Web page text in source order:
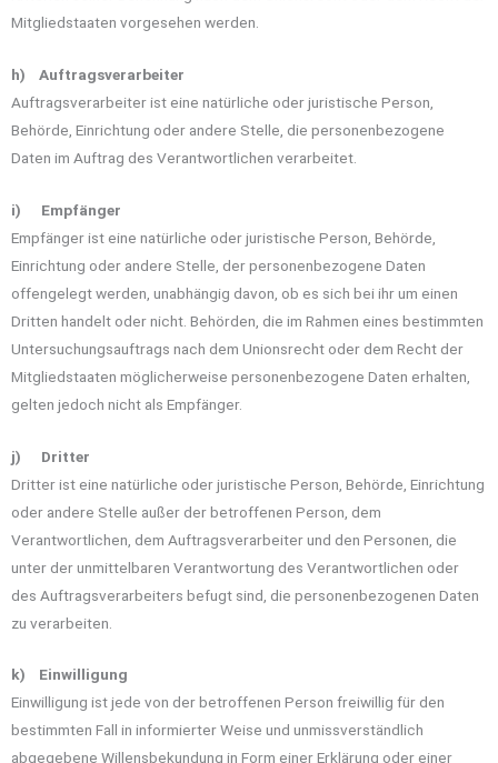
Mitgliedstaaten vorgesehen werden.
h) Auftragsverarbeiter
Auftragsverarbeiter ist eine natürliche oder juristische Person,
Behörde, Einrichtung oder andere Stelle, die personenbezogene
Daten im Auftrag des Verantwortlichen verarbeitet.
i) Empfänger
Empfänger ist eine natürliche oder juristische Person, Behörde,
Einrichtung oder andere Stelle, der personenbezogene Daten
offengelegt werden, unabhängig davon, ob es sich bei ihr um einen
Dritten handelt oder nicht. Behörden, die im Rahmen eines bestimmten
Untersuchungsauftrags nach dem Unionsrecht oder dem Recht der
Mitgliedstaaten möglicherweise personenbezogene Daten erhalten,
gelten jedoch nicht als Empfänger.
j) Dritter
Dritter ist eine natürliche oder juristische Person, Behörde, Einrichtung
oder andere Stelle außer der betroffenen Person, dem
Verantwortlichen, dem Auftragsverarbeiter und den Personen, die
unter der unmittelbaren Verantwortung des Verantwortlichen oder
des Auftragsverarbeiters befugt sind, die personenbezogenen Daten
zu verarbeiten.
k) Einwilligung
Einwilligung ist jede von der betroffenen Person freiwillig für den
bestimmten Fall in informierter Weise und unmissverständlich
abgegebene Willensbekundung in Form einer Erklärung oder einer